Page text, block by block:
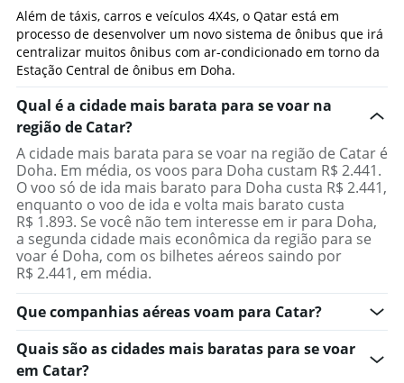
Além de táxis, carros e veículos 4X4s, o Qatar está em
processo de desenvolver um novo sistema de ônibus que irá
centralizar muitos ônibus com ar-condicionado em torno da
Estação Central de ônibus em Doha.
Qual é a cidade mais barata para se voar na
região de Catar?
A cidade mais barata para se voar na região de Catar é
Doha. Em média, os voos para Doha custam R$ 2.441.
O voo só de ida mais barato para Doha custa R$ 2.441,
enquanto o voo de ida e volta mais barato custa
R$ 1.893. Se você não tem interesse em ir para Doha,
a segunda cidade mais econômica da região para se
voar é Doha, com os bilhetes aéreos saindo por
R$ 2.441, em média.
Que companhias aéreas voam para Catar?
Quais são as cidades mais baratas para se voar
em Catar?